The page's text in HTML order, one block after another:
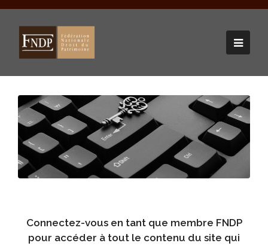
Connectez-vous en tant que membre FNDP
pour accéder à tout le contenu du site qui